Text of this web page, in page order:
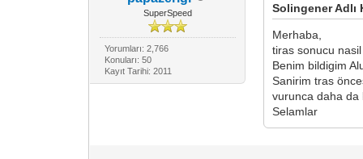
SuperSpeed
Yorumları: 2,766
Konuları: 50
Kayıt Tarihi: 2011
Solingener Adlı
Merhaba,
tiras sonucu
Benim bildigim
Sanirim tras
vurunca daha da
Selamlar